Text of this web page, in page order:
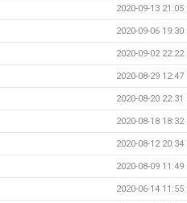
2020-09-13 21:05
2020-09-06 19:30
2020-09-02 22:22
2020-08-29 12:47
2020-08-20 22:31
2020-08-18 18:32
2020-08-12 20:34
2020-08-09 11:49
2020-06-14 11:55